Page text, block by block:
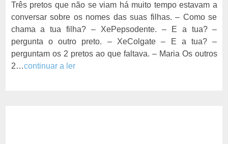
Três pretos que não se viam há muito tempo estavam a
conversar sobre os nomes das suas filhas. – Como se
chama a tua filha? – XePepsodente. – E a tua? –
pergunta o outro preto. – XeColgate – E a tua? –
perguntam os 2 pretos ao que faltava. – Maria Os outros
2…continuar a ler